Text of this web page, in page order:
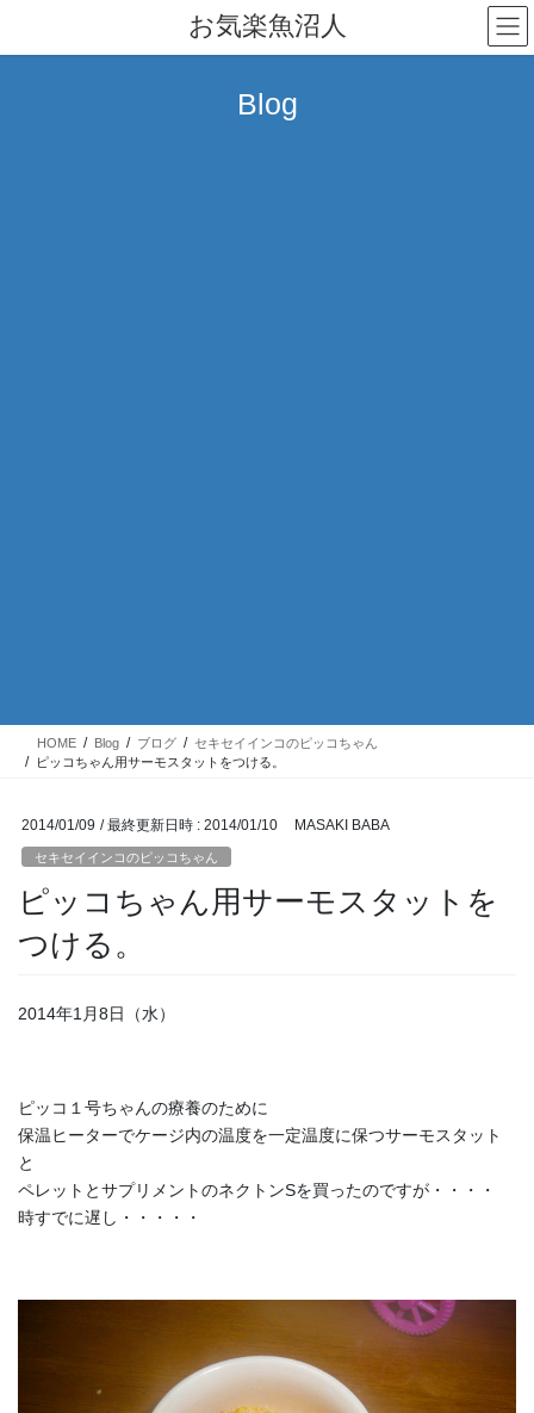
テ
ゲ
お気楽魚沼人
Blog
HOME Blog ブログ
セキセイインコのピッコちゃん
ピッコちゃん用サーモスタットをつける。
2014/01/09 / 最終更新日時 : 2014/01/10 MASAKI BABA
セキセイインコのピッコちゃん
ピッコちゃん用サーモスタットを
つける。
2014年1月8日（水）
ピッコ１号ちゃんの療養のために
保温ヒーターでケージ内の温度を一定温度に保つサーモスタット
と
ペレットとサプリメントのネクトンSを買ったのですが・・・・
時すでに遅し・・・・・